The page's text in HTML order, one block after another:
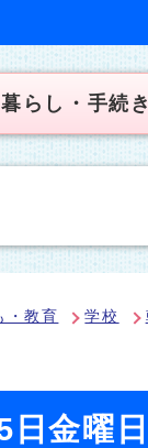
暮らし・手続き
・教育 学校
金曜日